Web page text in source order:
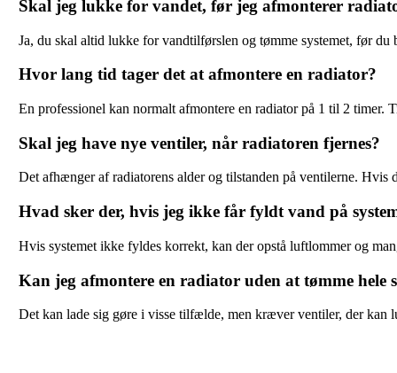
Skal jeg lukke for vandet, før jeg afmonterer
Ja, du skal altid lukke for vandtilførslen og tømme systemet, før
Hvor lang tid tager det at afmontere en radiator?
En professionel kan normalt afmontere en radiator på 1 til 2 timer.
Skal jeg have nye ventiler, når radiatoren fjernes?
Det afhænger af radiatorens alder og tilstanden på ventilerne.
Hvad sker der, hvis jeg ikke får fyldt vand på
Hvis systemet ikke fyldes korrekt, kan der opstå luftlommer og
Kan jeg afmontere en radiator uden at tømme hele
Det kan lade sig gøre i visse tilfælde, men kræver ventiler, der